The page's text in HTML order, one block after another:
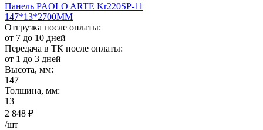
Панель PAOLO ARTE Kr220SP-11
147*13*2700ММ
Отгрузка после оплаты:
от 7 до 10 дней
Передача в ТК после оплаты:
от 1 до 3 дней
Высота, мм:
147
Толщина, мм:
13
2 848 ₽
/шт